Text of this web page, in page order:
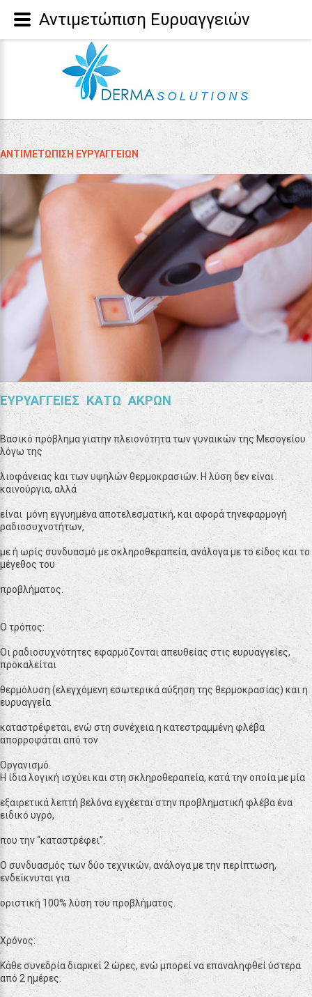
ΑΝΤΙΜΕΤΏΠΙΣΗ ΕΥΡΥΑΓΓΕΙΏΝ
ΕΥΡΥΑΓΓΕΙΕΣ ΚΑΤΩ ΑΚΡΩΝ
Βασικό πρόβλημα γιατην πλειονότητα των γυναικών της Μεσογείου
λόγω της
λιοφάνειας kαι των υψηλών θερμοκρασιών. Η λύση δεν είναι
καινούργια, αλλά
είναι μόνη εγγυημένα αποτελεσματική, και αφορά τηνεφαρμογή
ραδιοσυχνοτήτων,
με ή ωρίς συνδυασμό με σκληροθεραπεία, ανάλογα με το είδος και το
μέγεθος του
προβλήματος.
Ο τρόπος:
Οι ραδιοσυχνότητες εφαρμόζονται απευθείας στις ευρυαγγείες,
προκαλείται
θερμόλυση (ελεγχόμενη εσωτερικά αύξηση της θερμοκρασίας) και η
ευρυαγγεία
καταστρέφεται, ενώ στη συνέχεια η κατεστραμμένη φλέβα
απορροφάται από τον
Οργανισμό.
Η ίδια λογική ισχύει και στη σκληροθεραπεία, κατά την οποία με μία
εξαιρετικά λεπτή βελόνα εγχέεται στην προβληματική φλέβα ένα
ειδικό υγρό,
που την “καταστρέφει”.
Ο συνδυασμός των δύο τεχνικών, ανάλογα με την περίπτωση,
ενδείκνυται για
οριστική 100% λύση του προβλήματος.
Χρόνος:
Κάθε συνεδρία διαρκεί 2 ώρες, ενώ μπορεί να επαναληφθεί ύστερα
από 2 ημέρες.
Αντιμετώπιση Ευρυαγγειών